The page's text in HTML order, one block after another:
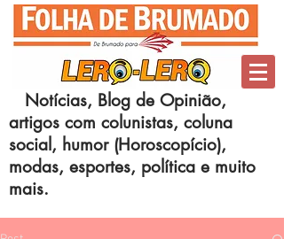
Notícias, Blog de Opinião,
artigos com colunistas, coluna
social, humor (Horoscopício),
modas, esportes, política e muito
mais.